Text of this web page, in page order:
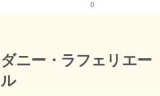
0
ダニー・ラフェリエー
ル